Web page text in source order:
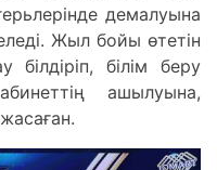
демалуына
Жыл бойы өтетін
білдіріп, білім беру
ашылуына,